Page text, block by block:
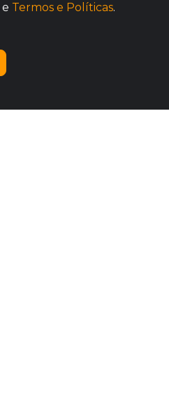
e Termos e Políticas.